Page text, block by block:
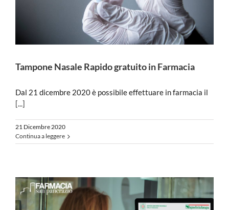
Tampone Nasale Rapido gratuito in Farmacia
Dal 21 dicembre 2020 è possibile effettuare in farmacia il
[...]
21 Dicembre 2020
Continua a leggere